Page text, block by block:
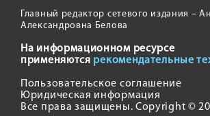
Главный редактор сетевого издания –
Александровна Белова
На информационном ресурсе
применяются рекомендательные
Пользовательское соглашение
Юридическая информация
Все права защищены. Copyright ©